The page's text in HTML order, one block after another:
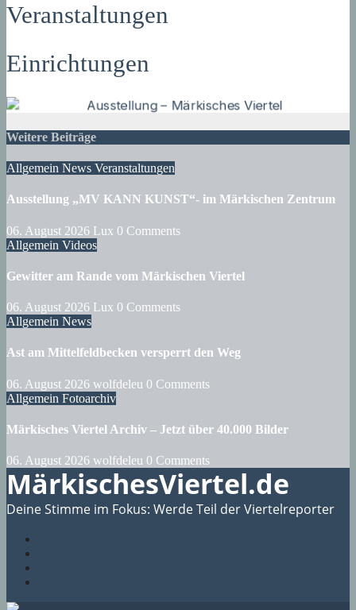
Veranstaltungen
Einrichtungen
Weitere Beiträge
Allgemein News Veranstaltungen
Ausstellung „MV KANN KUNST“- im Märkischen Zentrum
06. August 2026 Lux 0 Comments
Allgemein Videos
Gewitter am Rande vom Märkischen Viertel
06. August 2026 Lux 0 Comments
Allgemein News
Ast am Mittelfeldbecken versperrt den Weg
06. August 2026 wolfdeleu 0 Comments
Allgemein Fotoarchiv
Märkisches Viertel Archiv – Jetzt über 40.000 Bilder
06. August 2026 wolfdeleu 0 Comments
MärkischesViertel.de
Deine Stimme im Fokus: Werde Teil der Viertelreporter